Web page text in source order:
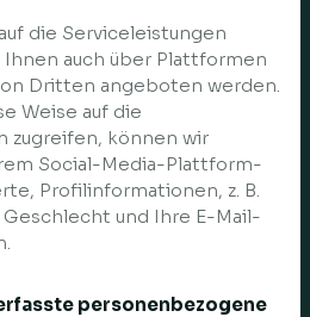
die Serviceleistungen
Ihnen auch über Plattformen
Dritten angeboten werden.
Weise auf die
zugreifen, können wir
Social-Media-Plattform-
Profilinformationen, z. B.
und Ihre E-Mail-
personenbezogene